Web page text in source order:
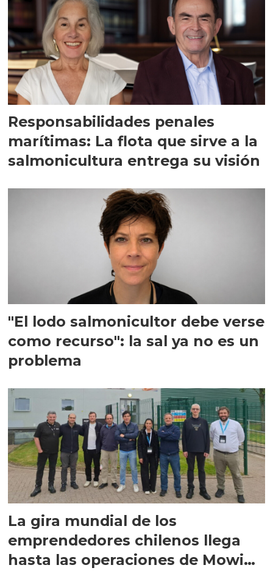
Responsabilidades penales
marítimas: La flota que sirve a la
salmonicultura entrega su visión
"El lodo salmonicultor debe verse
como recurso": la sal ya no es un
problema
La gira mundial de los
emprendedores chilenos llega
hasta las operaciones de Mowi